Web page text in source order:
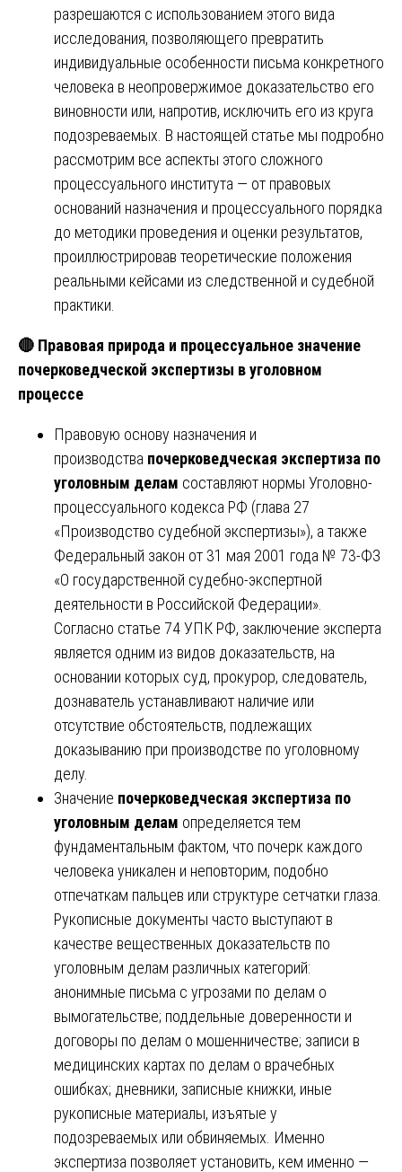
разрешаются с использованием этого вида
исследования, позволяющего превратить
индивидуальные особенности письма конкретного
человека в неопровержимое доказательство его
виновности или, напротив, исключить его из круга
подозреваемых. В настоящей статье мы подробно
рассмотрим все аспекты этого сложного
процессуального института — от правовых
оснований назначения и процессуального порядка
до методики проведения и оценки результатов,
проиллюстрировав теоретические положения
реальными кейсами из следственной и судебной
практики.
🔴 Правовая природа и процессуальное значение
почерковедческой экспертизы в уголовном
процессе
Правовую основу назначения и
производства почерковедческая экспертиза по
уголовным делам составляют нормы Уголовно-
процессуального кодекса РФ (глава 27
«Производство судебной экспертизы»), а также
Федеральный закон от 31 мая 2001 года № 73-ФЗ
«О государственной судебно-экспертной
деятельности в Российской Федерации».
Согласно статье 74 УПК РФ, заключение эксперта
является одним из видов доказательств, на
основании которых суд, прокурор, следователь,
дознаватель устанавливают наличие или
отсутствие обстоятельств, подлежащих
доказыванию при производстве по уголовному
делу.
Значение почерковедческая экспертиза по
уголовным делам определяется тем
фундаментальным фактом, что почерк каждого
человека уникален и неповторим, подобно
отпечаткам пальцев или структуре сетчатки глаза.
Рукописные документы часто выступают в
качестве вещественных доказательств по
уголовным делам различных категорий:
анонимные письма с угрозами по делам о
вымогательстве; поддельные доверенности и
договоры по делам о мошенничестве; записи в
медицинских картах по делам о врачебных
ошибках; дневники, записные книжки, иные
рукописные материалы, изъятые у
подозреваемых или обвиняемых. Именно
экспертиза позволяет установить, кем именно —